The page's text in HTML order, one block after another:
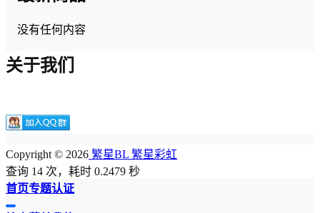
没有任何内容
关于我们
Copyright © 2026 繁星BL 繁星彩虹
查询 14 次，耗时 0.2479 秒
首页专题认证